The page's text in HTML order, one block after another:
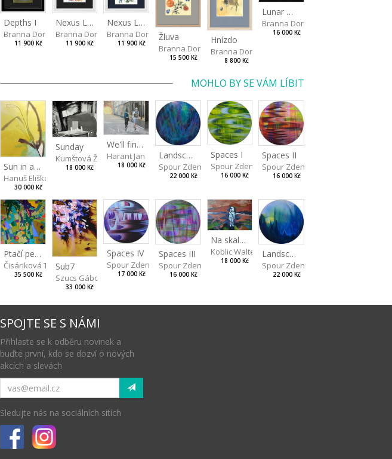
Depths I
Branna Dorota
11 900 Kč
Nexus Leporum II
Branna Dorota
11 900 Kč
Nexus Leporum
Branna Dorota
11 900 Kč
Žluva
Branna Dorota
15 500 Kč
Hnízdo
Branna Dorota
8 800 Kč
Lunar Moth
Branna Dorota
16 000 Kč
MOHLO BY SE VÁM LÍBIT
Sun in a Spring Garden
Hanuš Eliška
30 000 Kč
Sunday
Kumštová Žofie
18 000 Kč
We'll find a way to follow the sun
Harant Jan
18 000 Kč
Landscape III
Spour Zdeněk
22 000 Kč
Spaces I
Spour Zdeněk
16 000 Kč
Spaces II
Spour Zdeněk
16 000 Kč
Ptačí perspektiva
Čisáriková Táňa
35 500 Kč
Sub7
Szucs Gábor
33 000 Kč
Spaces IV
Spour Zdeněk
17 000 Kč
Spaces III
Spour Zdeněk
16 000 Kč
Na skalách
Koblic Walterová Martina
18 000 Kč
Landscape II
Spour Zdeněk
22 000 Kč
SPOJTE SE S NÁMI
Přihlaste se k odběru novinek a
buďte první, kdo se dozví o nových
akcích a slevách
Sledujte nás na sociálních sítích